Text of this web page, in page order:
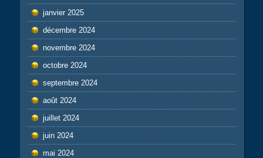
janvier 2025
décembre 2024
novembre 2024
octobre 2024
septembre 2024
août 2024
juillet 2024
juin 2024
mai 2024